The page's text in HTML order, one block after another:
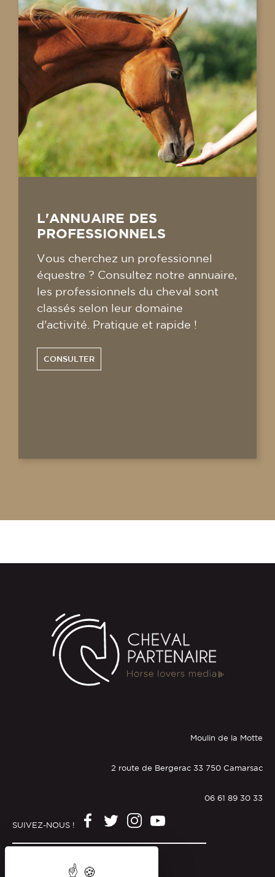
L'ANNUAIRE DES
PROFESSIONNELS
Vous cherchez un professionnel
équestre ? Consultez notre annuaire,
les professionnels du cheval sont
classés selon leur domaine
d'activité. Pratique et rapide !
CONSULTER
Moulin de la Motte
2 route de Bergerac 33 750 Camarsac
06 61 89 30 33
SUIVEZ-NOUS !